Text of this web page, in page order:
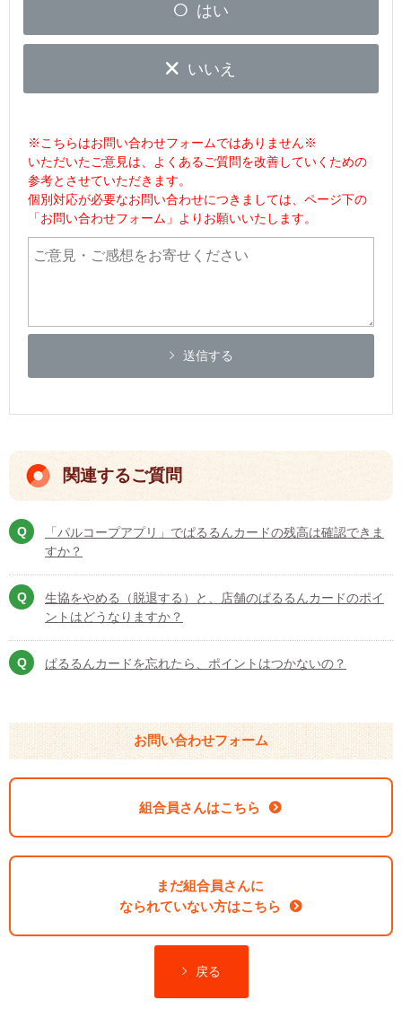
はい
いいえ
※こちらはお問い合わせフォームではありません※
いただいたご意見は、よくあるご質問を改善していくための
参考とさせていただきます。
個別対応が必要なお問い合わせにつきましては、ページ下の
「お問い合わせフォーム」よりお願いいたします。
送信する
関連するご質問
「パルコープアプリ」でぱるるんカードの残高は確認できま
すか？
生協をやめる（脱退する）と、店舗のぱるるんカードのポイ
ントはどうなりますか？
ぱるるんカードを忘れたら、ポイントはつかないの？
お問い合わせフォーム
組合員さんはこちら
まだ組合員さんに
なられていない方はこちら
戻る